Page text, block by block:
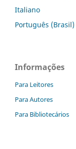
Italiano
Português (Brasil)
Informações
Para Leitores
Para Autores
Para Bibliotecários